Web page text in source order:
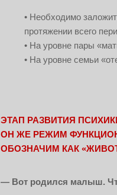
Необходимо
протяжении всего
На уровне пары
На уровне семьи
ЭТАП РАЗВИТИЯ
ОН ЖЕ РЕЖИМ
ОБОЗНАЧИМ КАК
— Вот родился малыш.